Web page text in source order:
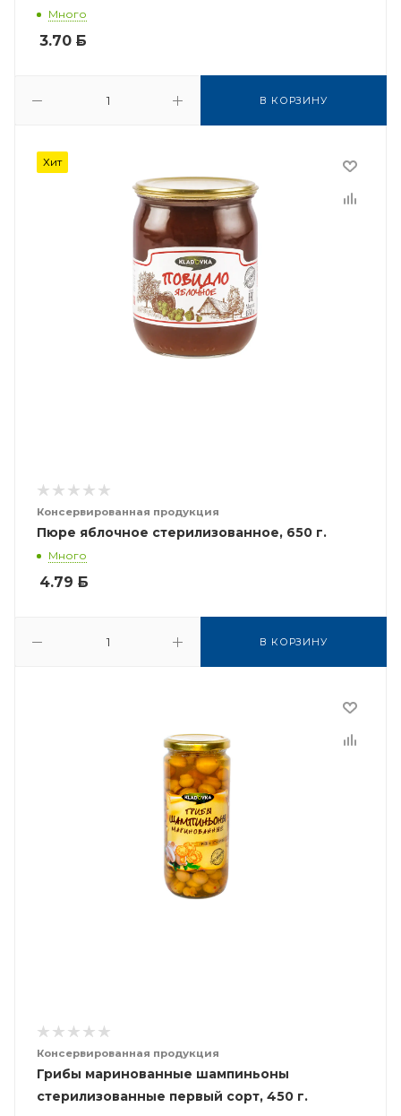
Много
3.70 Б
В КОРЗИНУ
Хит
Консервированная продукция
Пюре яблочное стерилизованное, 650 г.
Много
4.79 Б
В КОРЗИНУ
Консервированная продукция
Грибы маринованные шампиньоны
стерилизованные первый сорт, 450 г.